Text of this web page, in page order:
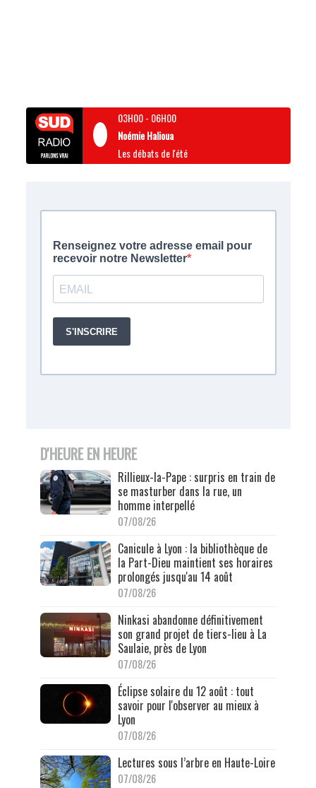
03H00- 06H00
Noémie Halioua
Les débats de l'été
D'HEURE EN HEURE
Rillieux-la-Pape : surpris en train de
se masturber dans la rue, un
homme interpellé
07/08/26
Canicule à Lyon : la bibliothèque de
la Part-Dieu maintient ses horaires
prolongés jusqu'au 14 août
07/08/26
Ninkasi abandonne définitivement
son grand projet de tiers-lieu à La
Saulaie, près de Lyon
07/08/26
Éclipse solaire du 12 août : tout
savoir pour l'observer au mieux à
Lyon
07/08/26
Lectures sous l’arbre en Haute-Loire
07/08/26